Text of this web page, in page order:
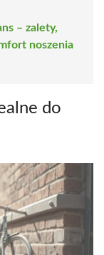
– zalety,
noszenia
do